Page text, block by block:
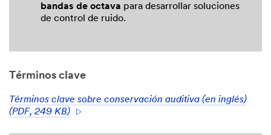
bandas de octava para desarrollar soluciones
de control de ruido.
Términos clave
Términos clave sobre conservación auditiva (en inglés)
(PDF, 249 KB)